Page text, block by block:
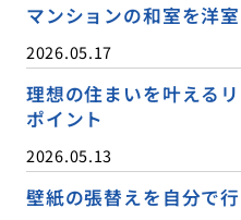
マンションの和室を洋
2026.05.17
理想の住まいを叶える
ポイント
2026.05.13
壁紙の張替えを自分で